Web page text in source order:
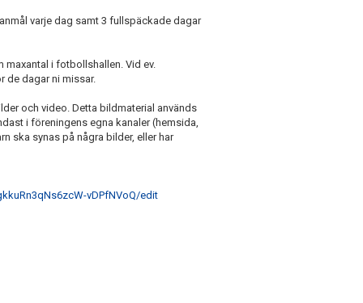
varje dag samt 3 fullspäckade dagar
i fotbollshallen. Vid ev.
de dagar ni missar.
och video. Detta bildmaterial används
i föreningens egna kanaler (hemsida,
ska synas på några bilder, eller har
vDPfNVoQ/edit